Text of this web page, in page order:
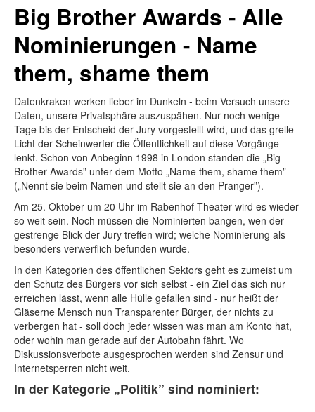
Big Brother Awards - Alle
Nominierungen - Name
them, shame them
Datenkraken werken lieber im Dunkeln - beim Versuch unsere
Daten, unsere Privatsphäre auszuspähen. Nur noch wenige
Tage bis der Entscheid der Jury vorgestellt wird, und das grelle
Licht der Scheinwerfer die Öffentlichkeit auf diese Vorgänge
lenkt. Schon von Anbeginn 1998 in London standen die „Big
Brother Awards” unter dem Motto „Name them, shame them”
(„Nennt sie beim Namen und stellt sie an den Pranger”).
Am 25. Oktober um 20 Uhr im Rabenhof Theater wird es wieder
so weit sein. Noch müssen die Nominierten bangen, wen der
gestrenge Blick der Jury treffen wird; welche Nominierung als
besonders verwerflich befunden wurde.
In den Kategorien des öffentlichen Sektors geht es zumeist um
den Schutz des Bürgers vor sich selbst - ein Ziel das sich nur
erreichen lässt, wenn alle Hülle gefallen sind - nur heißt der
Gläserne Mensch nun Transparenter Bürger, der nichts zu
verbergen hat - soll doch jeder wissen was man am Konto hat,
oder wohin man gerade auf der Autobahn fährt. Wo
Diskussionsverbote ausgesprochen werden sind Zensur und
Internetsperren nicht weit.
In der Kategorie „Politik” sind nominiert: